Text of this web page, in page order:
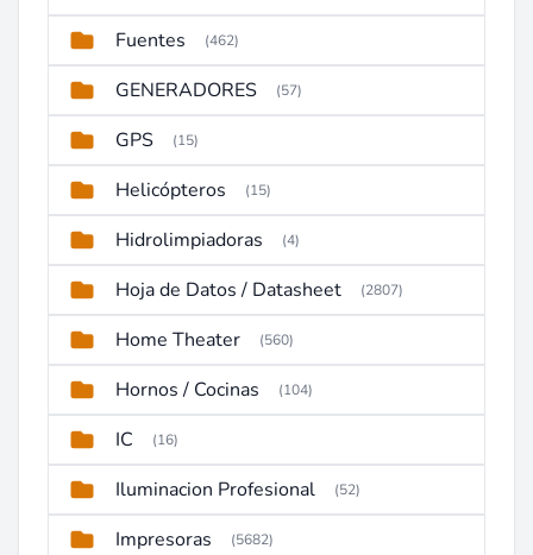
Fuentes
(462)
GENERADORES (57)
GPS (15)
Helicópteros (15)
Hidrolimpiadoras (4)
Hoja de Datos / Datasheet (2807)
Home Theater (560)
Hornos / Cocinas (104)
IC (16)
Iluminacion Profesional (52)
Impresoras (5682)